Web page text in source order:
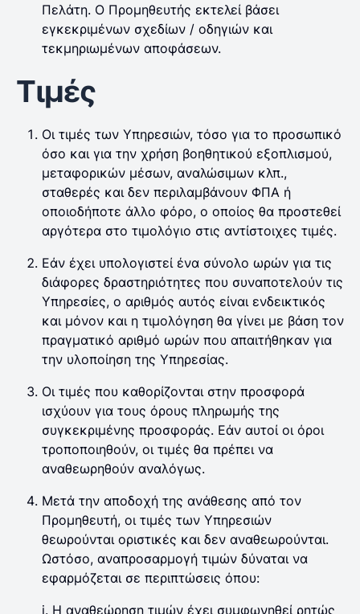
Πελάτη. Ο Προμηθευτής εκτελεί βάσει
εγκεκριμένων σχεδίων / οδηγιών και
τεκμηριωμένων αποφάσεων.
Τιμές
Οι τιμές των Υπηρεσιών, τόσο για το προσωπικό
όσο και για την χρήση βοηθητικού εξοπλισμού,
μεταφορικών μέσων, αναλώσιμων κλπ.,
σταθερές και δεν περιλαμβάνουν ΦΠΑ ή
οποιοδήποτε άλλο φόρο, ο οποίος θα προστεθεί
αργότερα στο τιμολόγιο στις αντίστοιχες τιμές.
Εάν έχει υπολογιστεί ένα σύνολο ωρών για τις
διάφορες δραστηριότητες που συναποτελούν τις
Υπηρεσίες, ο αριθμός αυτός είναι ενδεικτικός
και μόνον και η τιμολόγηση θα γίνει με βάση τον
πραγματικό αριθμό ωρών που απαιτήθηκαν για
την υλοποίηση της Υπηρεσίας.
Οι τιμές που καθορίζονται στην προσφορά
ισχύουν για τους όρους πληρωμής της
συγκεκριμένης προσφοράς. Εάν αυτοί οι όροι
τροποποιηθούν, οι τιμές θα πρέπει να
αναθεωρηθούν αναλόγως.
Μετά την αποδοχή της ανάθεσης από τον
Προμηθευτή, οι τιμές των Υπηρεσιών
θεωρούνται οριστικές και δεν αναθεωρούνται.
Ωστόσο, αναπροσαρμογή τιμών δύναται να
εφαρμόζεται σε περιπτώσεις όπου:
i. Η αναθεώρηση τιμών έχει συμφωνηθεί ρητώς